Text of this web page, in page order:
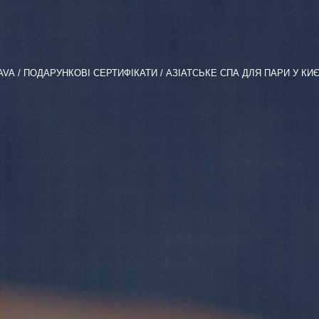
ПОДАРУНКОВІ СЕРТИФІКАТИ АЗІАТСЬКЕ СПА ДЛЯ ПАРИ У